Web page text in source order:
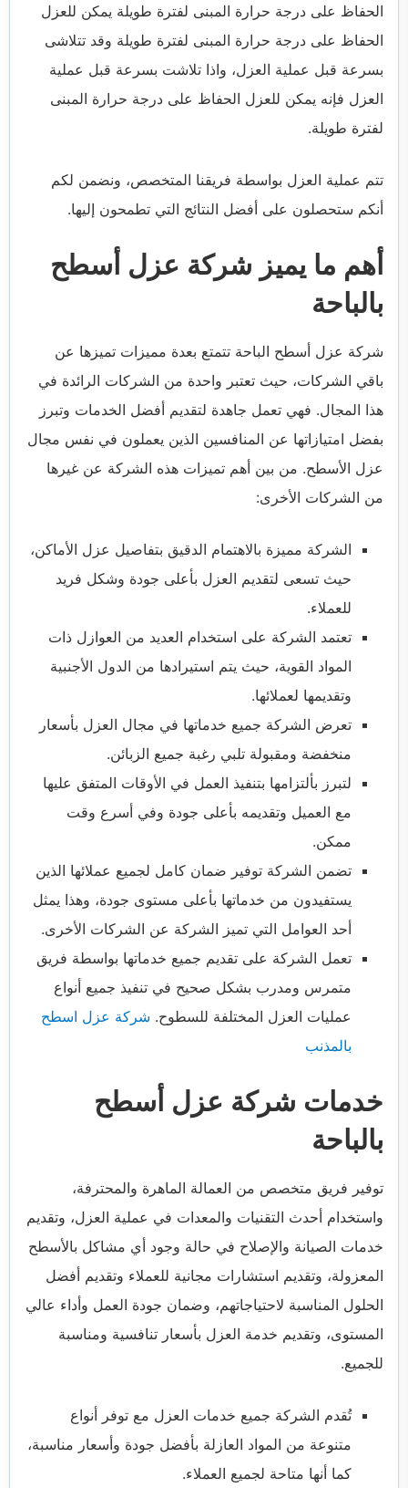
الحفاظ على درجة حرارة المبنى لفترة طويلة يمكن للعزل
الحفاظ على درجة حرارة المبنى لفترة طويلة وقد تتلاشى
بسرعة قبل عملية العزل، واذا تلاشت بسرعة قبل عملية
العزل فإنه يمكن للعزل الحفاظ على درجة حرارة المبنى
لفترة طويلة.
تتم عملية العزل بواسطة فريقنا المتخصص، ونضمن لكم
أنكم ستحصلون على أفضل النتائج التي تطمحون إليها.
أهم ما يميز شركة عزل أسطح
بالباحة
شركة عزل أسطح الباحة تتمتع بعدة مميزات تميزها عن
باقي الشركات، حيث تعتبر واحدة من الشركات الرائدة في
هذا المجال. فهي تعمل جاهدة لتقديم أفضل الخدمات وتبرز
بفضل امتيازاتها عن المنافسين الذين يعملون في نفس مجال
عزل الأسطح. من بين أهم تميزات هذه الشركة عن غيرها
من الشركات الأخرى:
الشركة مميزة بالاهتمام الدقيق بتفاصيل عزل الأماكن،
حيث تسعى لتقديم العزل بأعلى جودة وشكل فريد
للعملاء.
تعتمد الشركة على استخدام العديد من العوازل ذات
المواد القوية، حيث يتم استيرادها من الدول الأجنبية
وتقديمها لعملائها.
تعرض الشركة جميع خدماتها في مجال العزل بأسعار
منخفضة ومقبولة تلبي رغبة جميع الزبائن.
لتبرز بألتزامها بتنفيذ العمل في الأوقات المتفق عليها
مع العميل وتقديمه بأعلى جودة وفي أسرع وقت
ممكن.
تضمن الشركة توفير ضمان كامل لجميع عملائها الذين
يستفيدون من خدماتها بأعلى مستوى جودة، وهذا يمثل
أحد العوامل التي تميز الشركة عن الشركات الأخرى.
تعمل الشركة على تقديم جميع خدماتها بواسطة فريق
متمرس ومدرب بشكل صحيح في تنفيذ جميع أنواع
عمليات العزل المختلفة للسطوح. شركة عزل اسطح
بالمذنب
خدمات شركة عزل أسطح
بالباحة
توفير فريق متخصص من العمالة الماهرة والمحترفة،
واستخدام أحدث التقنيات والمعدات في عملية العزل، وتقديم
خدمات الصيانة والإصلاح في حالة وجود أي مشاكل بالأسطح
المعزولة، وتقديم استشارات مجانية للعملاء وتقديم أفضل
الحلول المناسبة لاحتياجاتهم، وضمان جودة العمل وأداء عالي
المستوى، وتقديم خدمة العزل بأسعار تنافسية ومناسبة
للجميع.
تُقدم الشركة جميع خدمات العزل مع توفر أنواع
متنوعة من المواد العازلة بأفضل جودة وأسعار مناسبة،
كما أنها متاحة لجميع العملاء.